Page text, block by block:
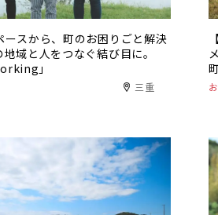
ースから、町のお困りごと解決
域と人をつなぐ結び目に。
」
三重